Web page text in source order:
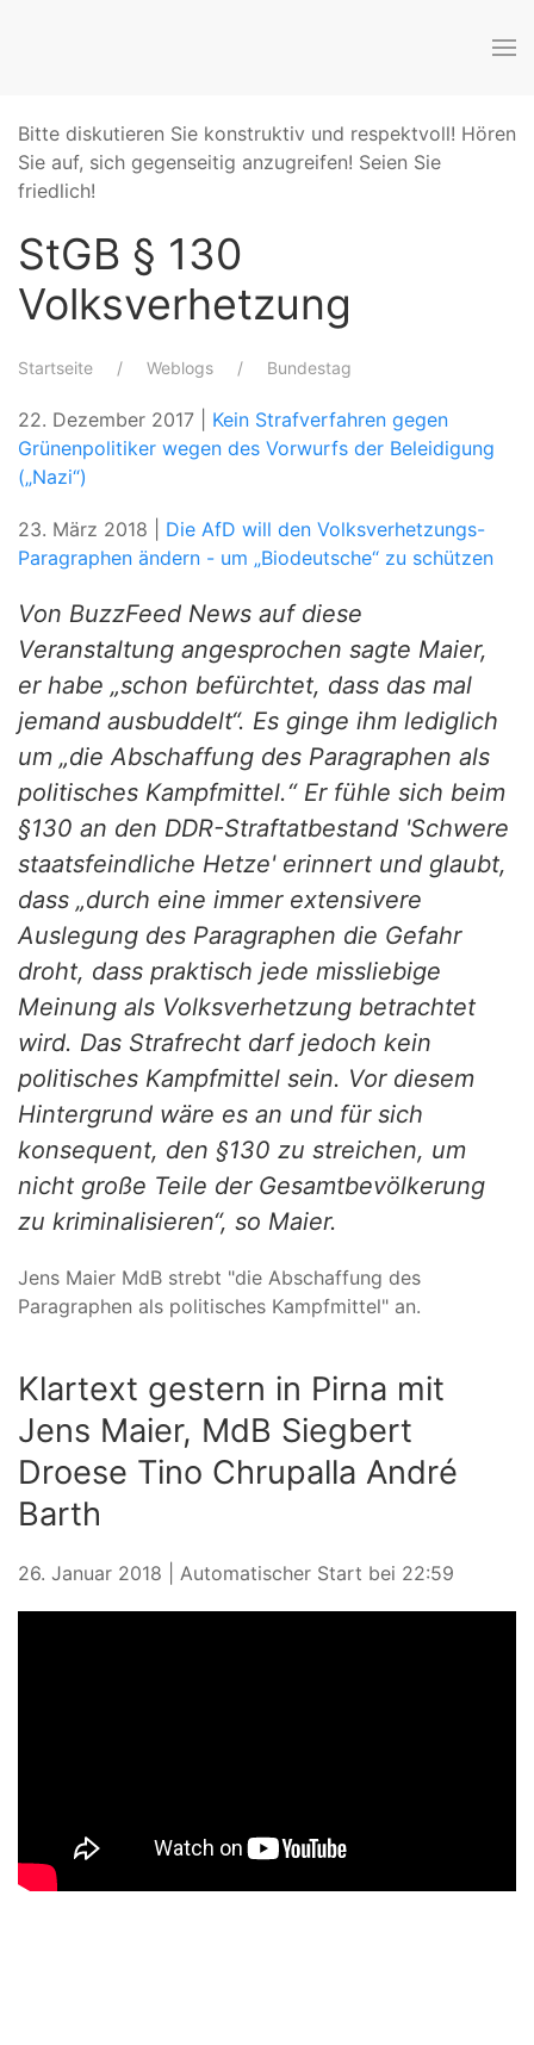
Bitte diskutieren Sie konstruktiv und respektvoll! Hören
Sie auf, sich gegenseitig anzugreifen! Seien Sie
friedlich!
StGB § 130
Volksverhetzung
Startseite Weblogs Bundestag
22. Dezember 2017 | Kein Strafverfahren gegen
Grünenpolitiker wegen des Vorwurfs der Beleidigung
(„Nazi“)
23. März 2018 | Die AfD will den Volksverhetzungs-
Paragraphen ändern - um „Biodeutsche“ zu schützen
Von BuzzFeed News auf diese
Veranstaltung angesprochen sagte Maier,
er habe „schon befürchtet, dass das mal
jemand ausbuddelt“. Es ginge ihm lediglich
um „die Abschaffung des Paragraphen als
politisches Kampfmittel.“ Er fühle sich beim
§130 an den DDR-Straftatbestand 'Schwere
staatsfeindliche Hetze' erinnert und glaubt,
dass „durch eine immer extensivere
Auslegung des Paragraphen die Gefahr
droht, dass praktisch jede missliebige
Meinung als Volksverhetzung betrachtet
wird. Das Strafrecht darf jedoch kein
politisches Kampfmittel sein. Vor diesem
Hintergrund wäre es an und für sich
konsequent, den §130 zu streichen, um
nicht große Teile der Gesamtbevölkerung
zu kriminalisieren“, so Maier.
Jens Maier MdB strebt "die Abschaffung des
Paragraphen als politisches Kampfmittel" an.
Klartext gestern in Pirna mit
Jens Maier, MdB Siegbert
Droese Tino Chrupalla André
Barth
26. Januar 2018 | Automatischer Start bei 22:59